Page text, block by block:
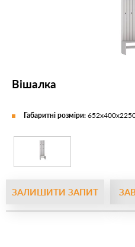
Вішалка
ЗАЛИШИТИ ЗАПИТ
Габаритні розміри: